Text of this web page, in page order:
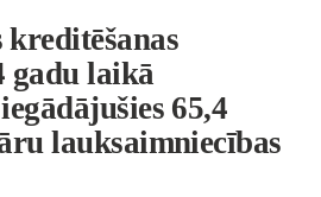
kreditēšanas
gadu laikā
65,4
lauksaimniecības